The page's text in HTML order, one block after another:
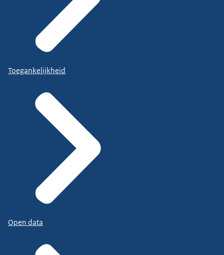
Toegankelijkheid
Open data